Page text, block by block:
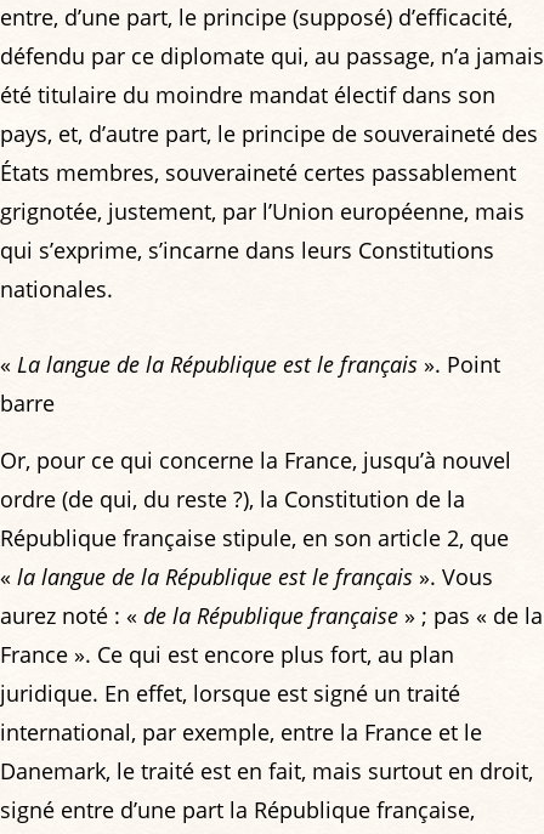
entre, d’une part, le principe (supposé) d’efficacité,
défendu par ce diplomate qui, au passage, n’a jamais
été titulaire du moindre mandat électif dans son
pays, et, d’autre part, le principe de souveraineté des
États membres, souveraineté certes passablement
grignotée, justement, par l’Union européenne, mais
qui s’exprime, s’incarne dans leurs Constitutions
nationales.
« La langue de la République est le français ». Point
barre
Or, pour ce qui concerne la France, jusqu’à nouvel
ordre (de qui, du reste ?), la Constitution de la
République française stipule, en son article 2, que
« la langue de la République est le français ». Vous
aurez noté : « de la République française » ; pas « de la
France ». Ce qui est encore plus fort, au plan
juridique. En effet, lorsque est signé un traité
international, par exemple, entre la France et le
Danemark, le traité est en fait, mais surtout en droit,
signé entre d’une part la République française,